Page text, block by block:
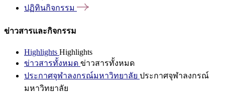
ปฏิทินกิจกรรม
ข่าวสารและกิจกรรม
Highlights Highlights
ข่าวสารทั้งหมด ข่าวสารทั้งหมด
ประกาศจุฬาลงกรณ์มหาวิทยาลัย ประกาศจุฬาลงกรณ์
มหาวิทยาลัย